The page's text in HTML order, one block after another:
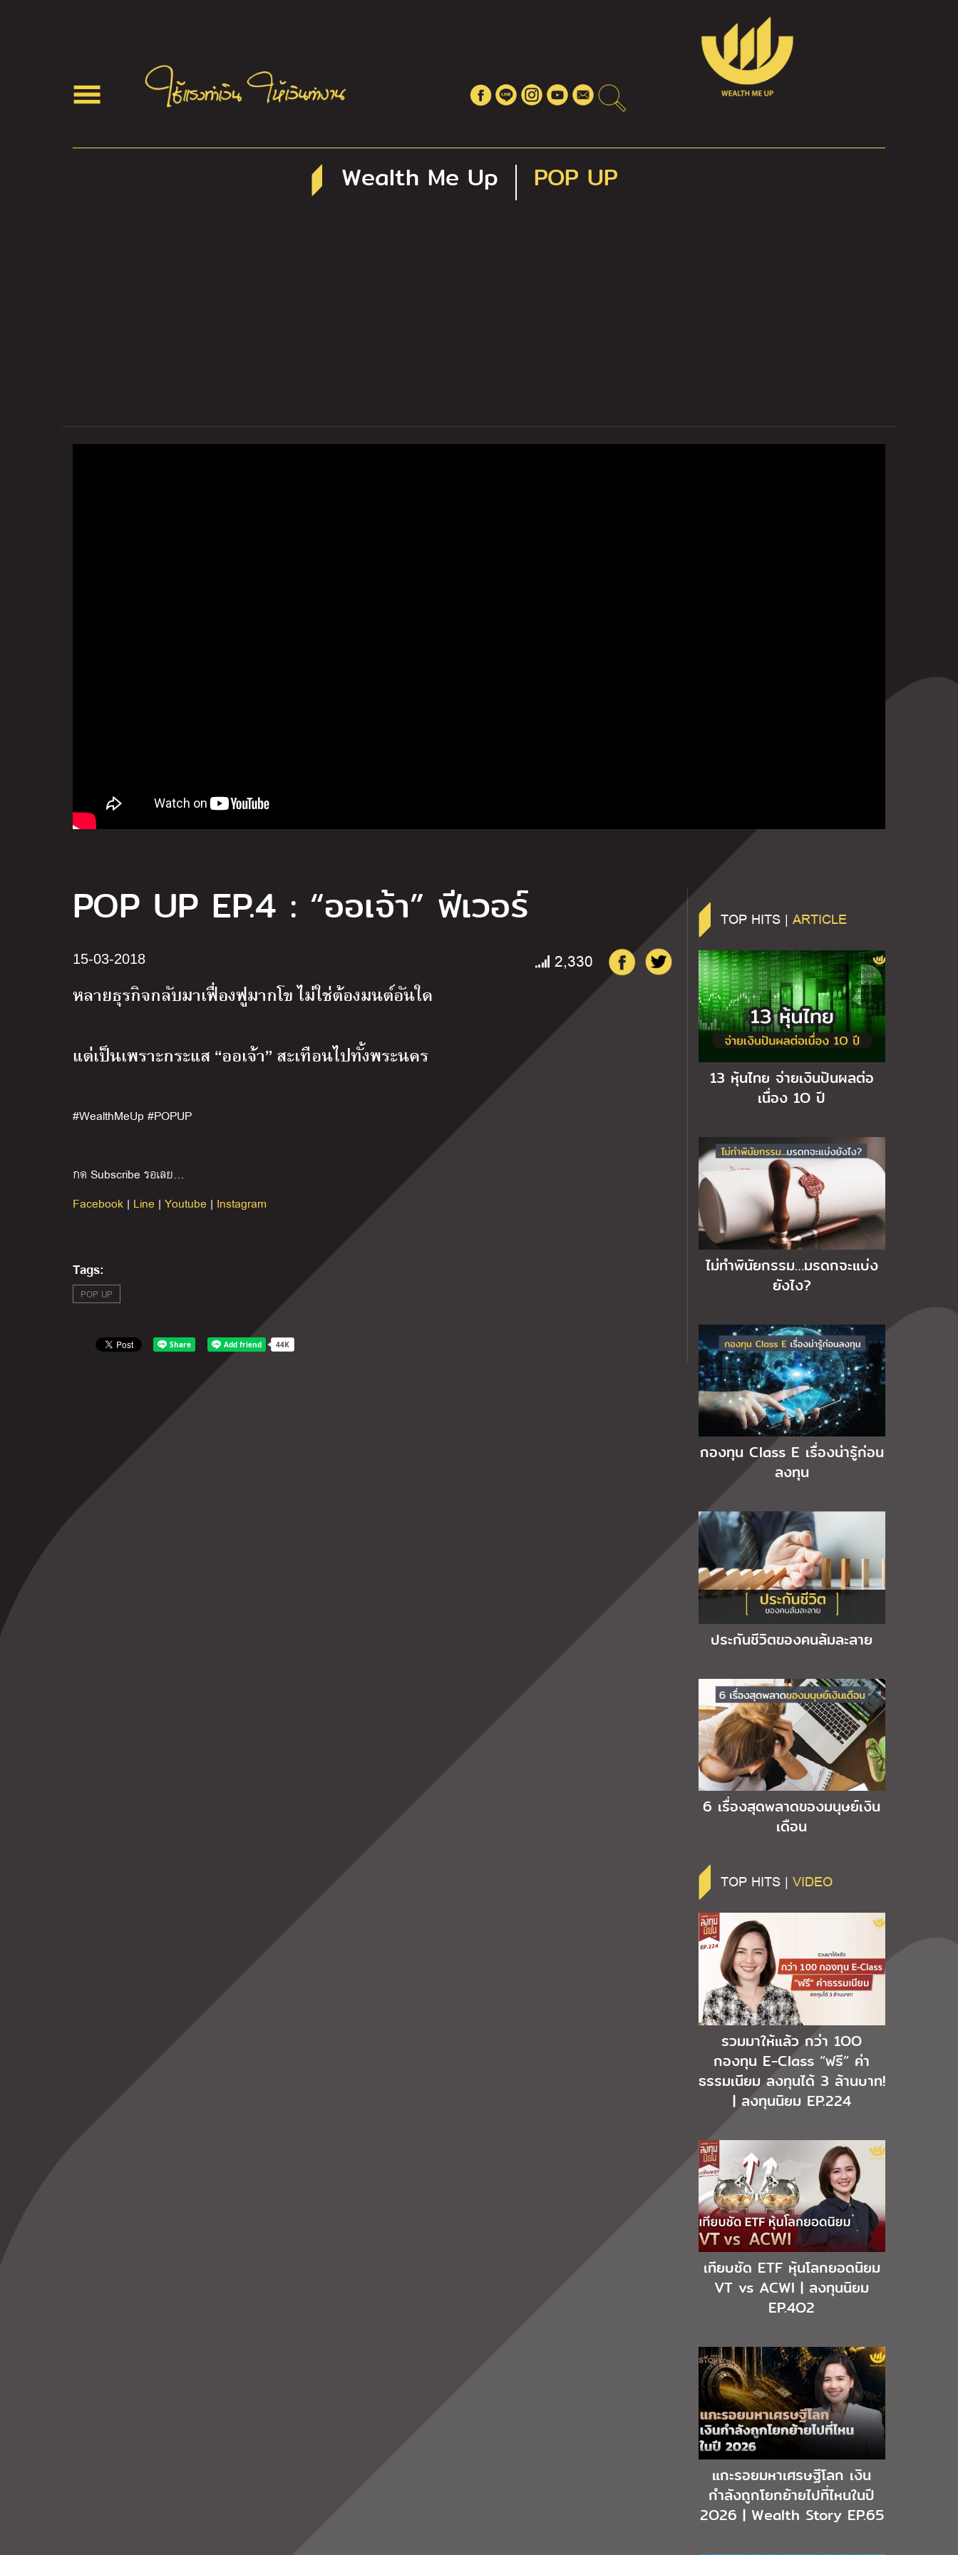
Wealth Me Up POP UP
POP UP EP.4 : “ออเจ้า” ฟีเวอร์
15-03-2018
2,330
หลายธุรกิจกลับมาเฟื่องฟูมากโข ไม่ใช่ต้องมนต์อันใด
แต่เป็นเพราะกระแส “ออเจ้า” สะเทือนไปทั้งพระนคร
#WealthMeUp #POPUP
กด Subscribe รอเลย…
Facebook | Line | Youtube | Instagram
Tags:
POP UP
TOP HITS | ARTICLE
13 หุ้นไทย จ่ายเงินปันผลต่อ
เนื่อง 1O ปี
ไม่ทำพินัยกรรม…มรดกจะแบ่ง
ยังไง?
กองทุน Class E เรื่องน่ารู้ก่อน
ลงทุน
ประกันชีวิตของคนล้มละลาย
6 เรื่องสุดพลาดของมนุษย์เงิน
เดือน
TOP HITS | VIDEO
รวมมาให้แล้ว กว่า 1OO
กองทุน E-Class “ฟรี” ค่า
ธรรมเนียม ลงทุนได้ 3 ล้านบาท!
| ลงทุนนิยม EP.224
เทียบชัด ETF หุ้นโลกยอดนิยม
VT vs ACWI | ลงทุนนิยม
EP.4O2
แกะรอยมหาเศรษฐีโลก เงิน
กำลังถูกโยกย้ายไปที่ไหนในปี
2O26 | Wealth Story EP.65